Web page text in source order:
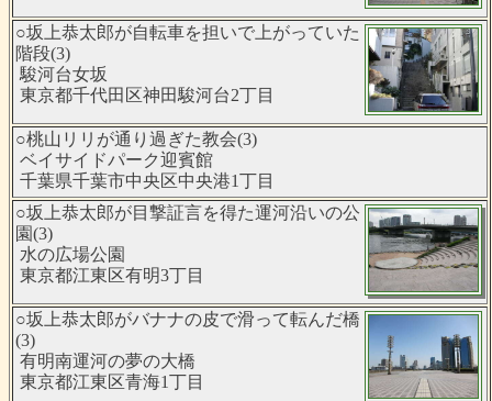
○坂上恭太郎が自転車を担いで上がっていた
階段(3)
駿河台女坂
東京都千代田区神田駿河台2丁目
○桃山リリが通り過ぎた教会(3)
ベイサイドパーク迎賓館
千葉県千葉市中央区中央港1丁目
○坂上恭太郎が目撃証言を得た運河沿いの公
園(3)
水の広場公園
東京都江東区有明3丁目
○坂上恭太郎がバナナの皮で滑って転んだ橋
(3)
有明南運河の夢の大橋
東京都江東区青海1丁目